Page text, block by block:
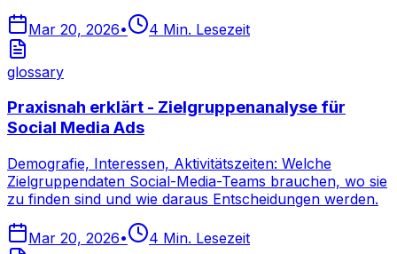
Mar 20, 2026• 4 Min. Lesezeit
glossary
Praxisnah erklärt - Zielgruppenanalyse für
Social Media Ads
Demografie, Interessen, Aktivitätszeiten: Welche
Zielgruppendaten Social-Media-Teams brauchen, wo sie
zu finden sind und wie daraus Entscheidungen werden.
Mar 20, 2026• 4 Min. Lesezeit